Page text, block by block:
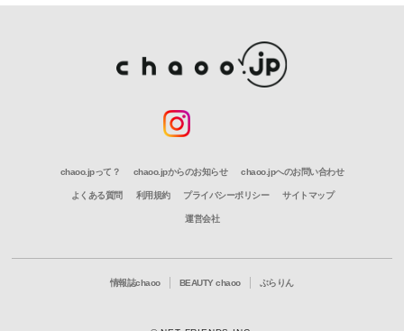
chaoo.jpって？ chaoo.jpからのお知らせ chaoo.jpへのお問い合わせ
よくある質問 利用規約 プライバシーポリシー サイトマップ
運営会社
情報誌chaoo BEAUTY chaoo ぶらりん